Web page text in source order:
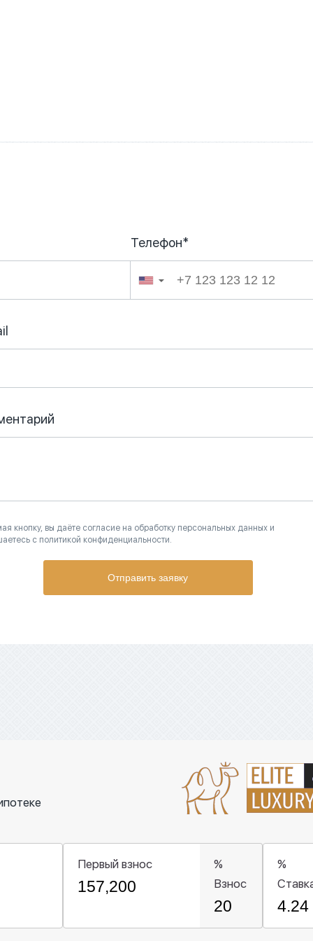
Телефон*
▼
кнопку, вы даёте согласие на обработку персональных данных и
с политикой конфиденциальности.
Отправить заявку
Первый взнос
%
Взнос
%